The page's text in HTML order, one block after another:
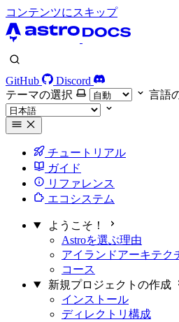
コンテンツにスキップ
GitHub
Discord
テーマの選択
言語
チュートリアル
ガイド
リファレンス
エコシステム
ようこそ！
Astroを選ぶ理由
アイランドアーキテク
コース
新規プロジェクトの作成
インストール
ディレクトリ構成